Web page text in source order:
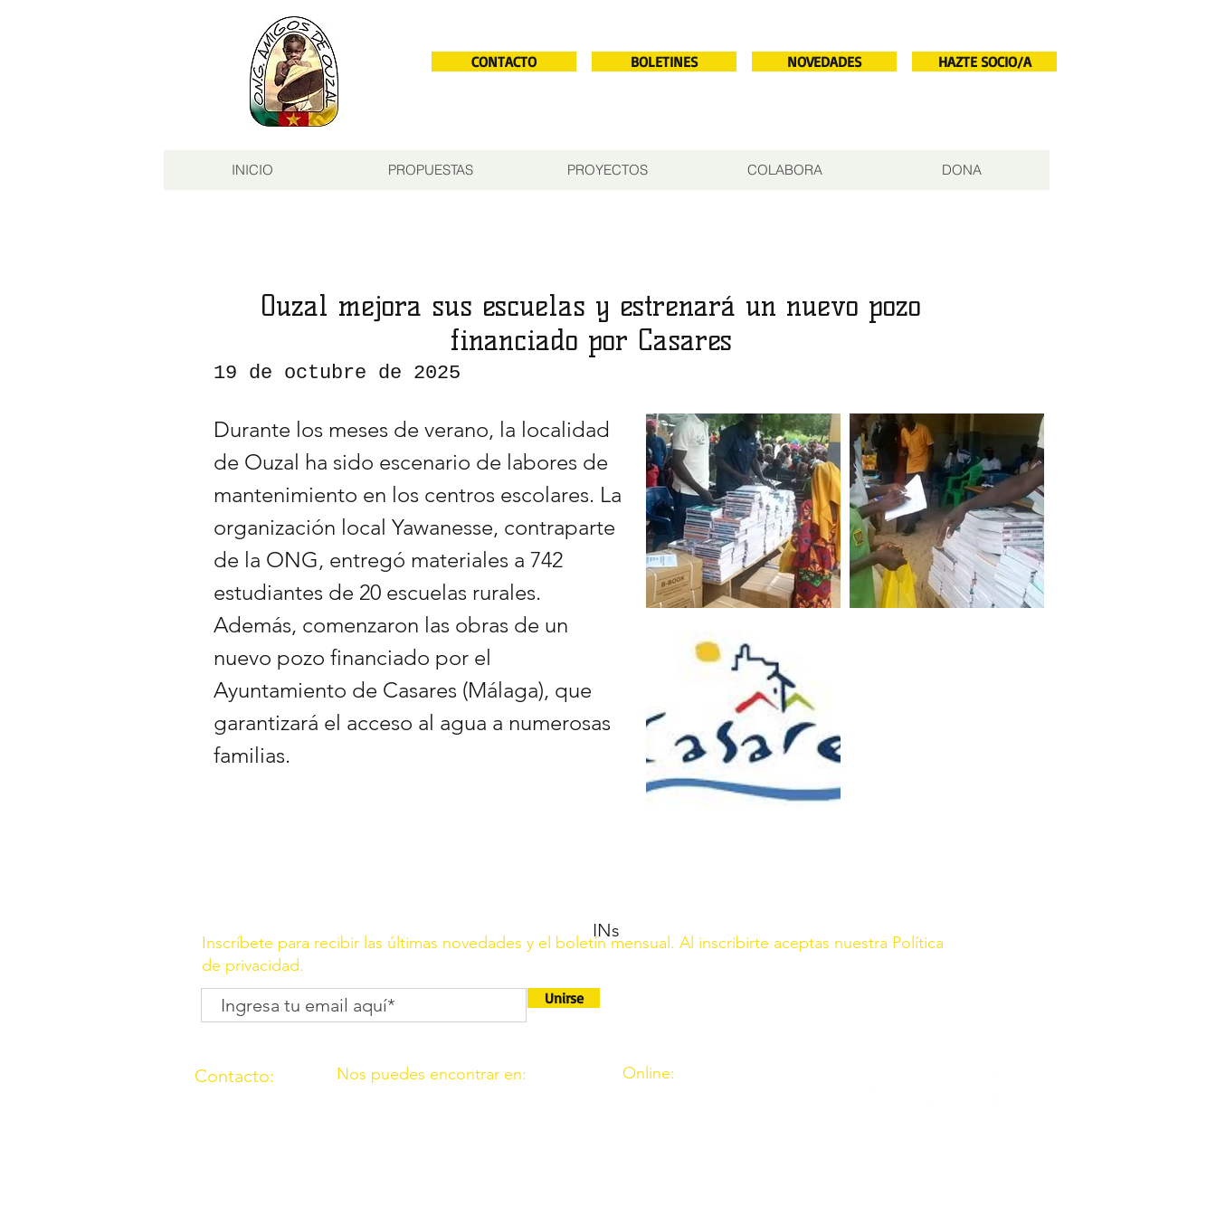
CONTACTO BOLETINES NOVEDADES HAZTE SOCIO/A
INICIO PROPUESTAS PROYECTOS COLABORA DONA
Ouzal mejora sus escuelas y estrenará un nuevo pozo
financiado por Casares
19 de octubre de 2025
Durante los meses de verano, la localidad
de Ouzal ha sido escenario de labores de
mantenimiento en los centros escolares. La
organización local Yawanesse, contraparte
de la ONG, entregó materiales a 742
estudiantes de 20 escuelas rurales.
Además, comenzaron las obras de un
nuevo pozo financiado por el
Ayuntamiento de Casares (Málaga), que
garantizará el acceso al agua a numerosas
familias.
Online:
Contacto: Nos puedes encontrar en:
Inscríbete para recibir las últimas novedades y el boletín mensual. Al inscribirte aceptas nuestra Política
de privacidad.
Unirse
INs